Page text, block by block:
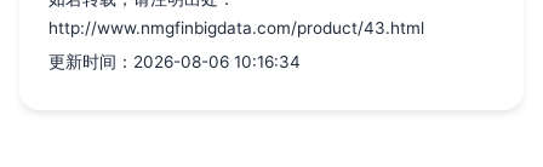
http://www.nmgfinbigdata.com/product/43.html
更新时间：2026-08-06 10:16:34